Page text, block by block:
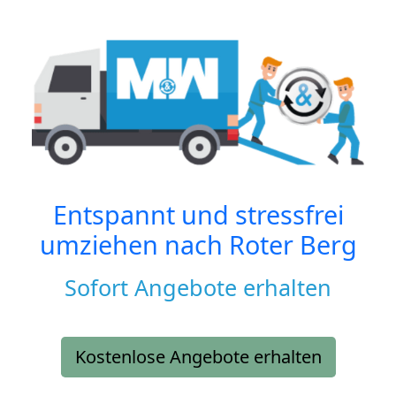
Entspannt und stressfrei
umziehen nach Roter Berg
Sofort Angebote erhalten
Kostenlose Angebote erhalten